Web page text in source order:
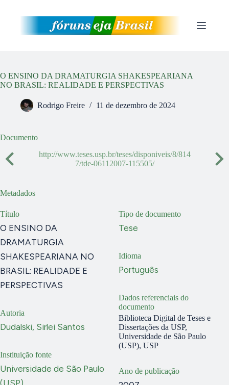
O ENSINO DA DRAMATURGIA SHAKESPEARIANA
NO BRASIL: REALIDADE E PERSPECTIVAS
Rodrigo Freire 11 de dezembro de 2024
Documento
http://www.teses.usp.br/teses/disponiveis/8/814
7/tde-06112007-115505/
Metadados
Título
O ENSINO DA
DRAMATURGIA
SHAKESPEARIANA NO
BRASIL: REALIDADE E
PERSPECTIVAS
Autoria
Dudalski, Sirlei Santos
Instituição fonte
Universidade de São Paulo
(USP)
Tipo de documento
Tese
Idioma
Português
Dados referenciais do
documento
Biblioteca Digital de Teses e
Dissertações da USP,
Universidade de São Paulo
(USP), USP
Ano de publicação